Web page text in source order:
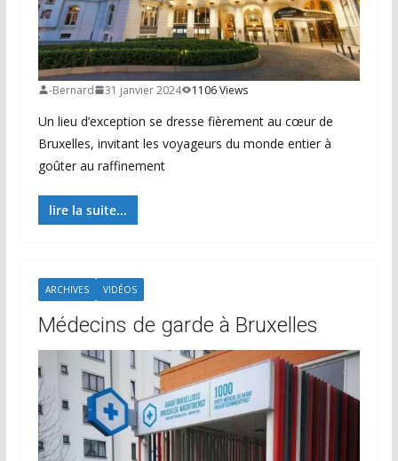
-Bernard 31 janvier 2024 1106 Views
Un lieu d’exception se dresse fièrement au cœur de
Bruxelles, invitant les voyageurs du monde entier à
goûter au raffinement
lire la suite...
ARCHIVES VIDÉOS
Médecins de garde à Bruxelles